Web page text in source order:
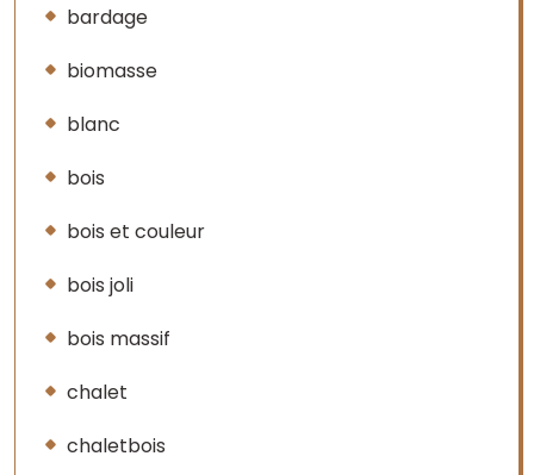
bardage
biomasse
blanc
bois
bois et couleur
bois joli
bois massif
chalet
chaletbois